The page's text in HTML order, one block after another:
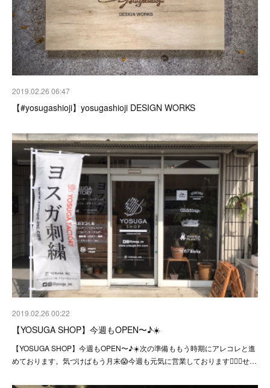
2019.02.26 06:47
【#yosugashioji】yosugashioji DESIGN WORKS
2019.02.26 00:22
【YOSUGA SHOP】今週もOPEN〜♪☀️
【YOSUGA SHOP】今週もOPEN〜♪☀️次の準備ももう時期にアレコレと進
めております。気づけばもう月末😱今週も元気に営業しております🙇‍♂️✨せ…